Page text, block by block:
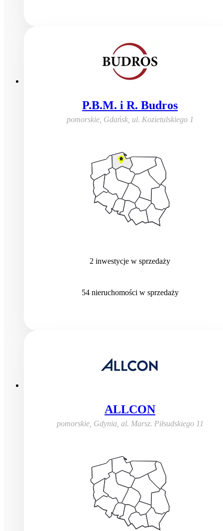
P.B.M. i R. Budros
pomorskie, Gdańsk, ul. Kozietulskiego 1
2 inwestycje w sprzedaży
54 nieruchomości w sprzedaży
ALLCON
pomorskie, Gdynia, al. Marsz. Piłsudskiego 11